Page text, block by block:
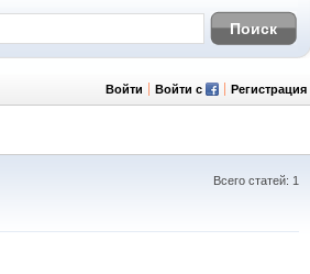
Войти Войти с Регистрация
Всего статей: 1